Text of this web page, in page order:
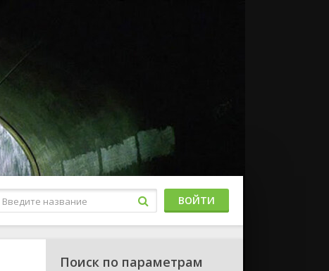
ВОЙТИ
Поиск по параметрам